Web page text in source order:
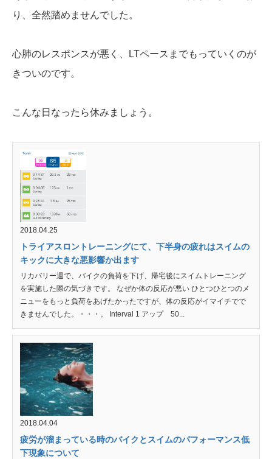
り、全然踏めませんでした。
心肺のレスポンスが悪く、LTペースまでもっていくのが
きついのです。
こんな日なったら休みましょう。
2018.04.25
トライアスロントレーニングにて、下半身の疲れはスイムの
キックに大きな悪影響か出ます
リカバリー週で、バイクの負荷を下げ、帰宅後にスイムトレーニング
を実施した際の気づきです。 なぜか体の反応が悪い ひとつひとつのメ
ニューをもっと負荷をあげたかったですが、体の反応がイマイチでで
きませんでした。・・・。 Interval 1 アップ 50...
2018.04.04
疲労が溜まっている時のバイクとスイムのパフォーマンス低
下現象について